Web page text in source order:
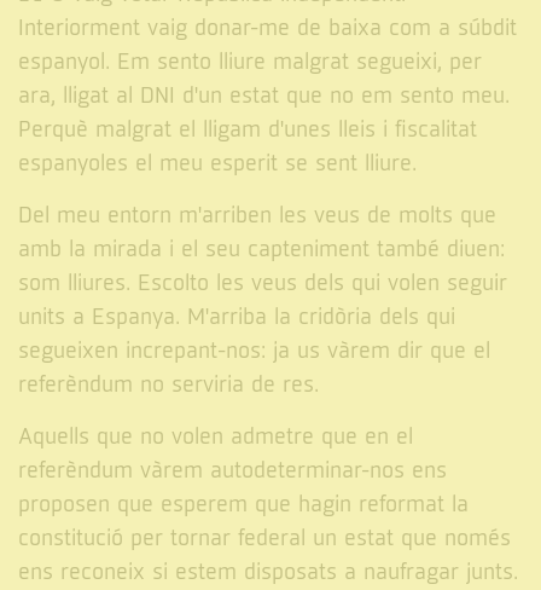
Interiorment vaig donar-me de baixa com a súbdit
espanyol. Em sento lliure malgrat segueixi, per
ara, lligat al DNI d'un estat que no em sento meu.
Perquè malgrat el lligam d'unes lleis i fiscalitat
espanyoles el meu esperit se sent lliure.
Del meu entorn m'arriben les veus de molts que
amb la mirada i el seu capteniment també diuen:
som lliures. Escolto les veus dels qui volen seguir
units a Espanya. M'arriba la cridòria dels qui
segueixen increpant-nos: ja us vàrem dir que el
referèndum no serviria de res.
Aquells que no volen admetre que en el
referèndum vàrem autodeterminar-nos ens
proposen que esperem que hagin reformat la
constitució per tornar federal un estat que només
ens reconeix si estem disposats a naufragar junts.